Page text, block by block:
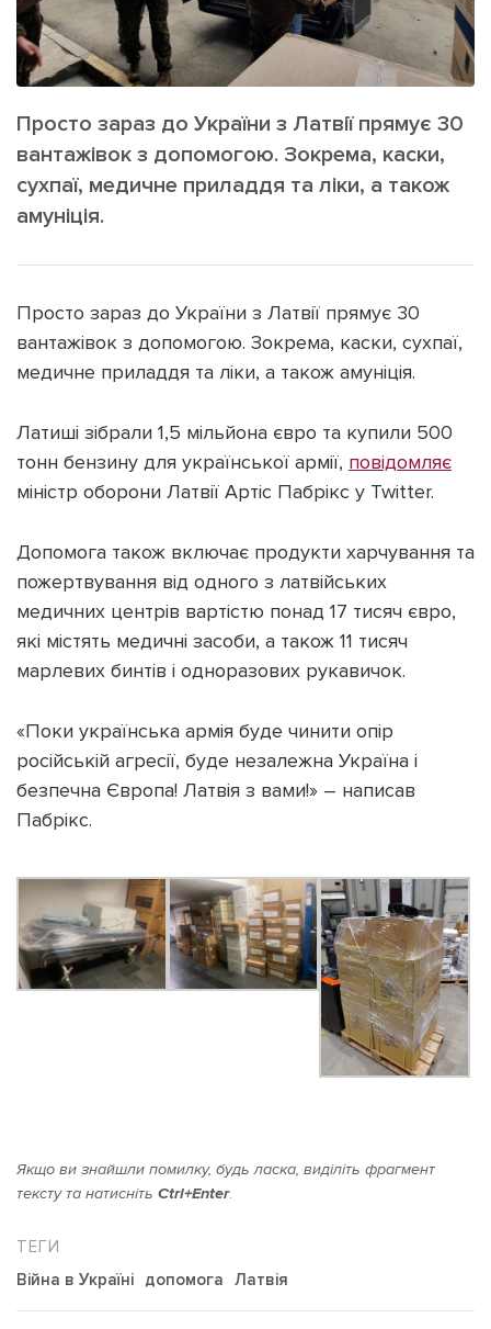
Розслідування
Погляди
Ініціативи
Лонгріди
Зв'язатися з нами
[email protected]
Наші соц мережі
Підтримати dyvys.info
Просто зараз до України з Латвії прямує 30
вантажівок з допомогою. Зокрема, каски,
сухпаї, медичне приладдя та ліки, а також
амуніція.
Просто зараз до України з Латвії прямує 30
вантажівок з допомогою. Зокрема, каски, сухпаї,
медичне приладдя та ліки, а також амуніція.
Латиші зібрали 1,5 мільйона євро та купили 500
тонн бензину для української армії, повідомляє
міністр оборони Латвії Артіс Пабрікс у Twitter.
Допомога також включає продукти харчування та
пожертвування від одного з латвійських
медичних центрів вартістю понад 17 тисяч євро,
які містять медичні засоби, а також 11 тисяч
марлевих бинтів і одноразових рукавичок.
«Поки українська армія буде чинити опір
російській агресії, буде незалежна Україна і
безпечна Європа! Латвія з вами!» – написав
Пабрікс.
Якщо ви знайшли помилку, будь ласка, виділіть фрагмент
тексту та натисніть Ctrl+Enter.
Війна в Україні допомога Латвія